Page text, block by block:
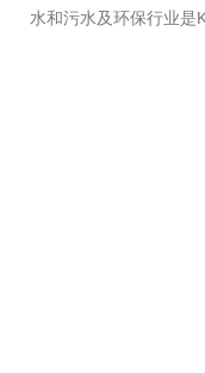
水和污水及环保行业是